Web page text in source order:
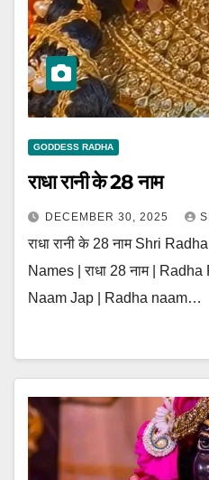
GODDESS RADHA
राधा रानी के 28 नाम
DECEMBER 30, 2025
राधा रानी के 28 नाम Shri
Names | राधा 28 नाम |
Naam Jap | Radha naam…